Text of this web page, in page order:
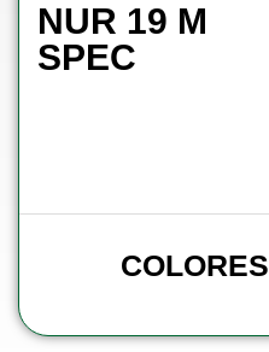
NUR 19 M
SPEC
COLORES